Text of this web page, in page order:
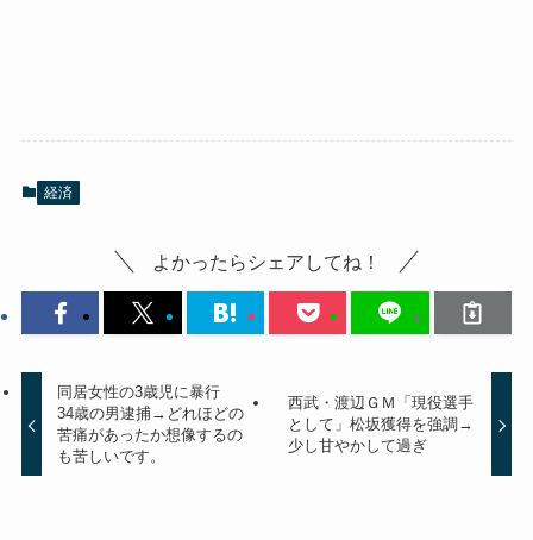
経済
よかったらシェアしてね！
同居女性の3歳児に暴行
34歳の男逮捕→どれほどの
苦痛があったか想像するの
も苦しいです。
西武・渡辺ＧＭ「現役選手
として」松坂獲得を強調→
少し甘やかして過ぎ